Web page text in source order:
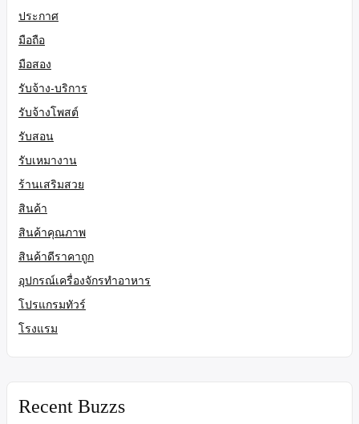
ประกาศ
มือถือ
มือสอง
รับจ้าง-บริการ
รับจ้างโพสต์
รับสอน
รับเหมางาน
ร้านเสริมสวย
สินค้า
สินค้าคุณภาพ
สินค้าดีราคาถูก
อุปกรณ์เครื่องจักรทำอาหาร
โปรแกรมทัวร์
โรงแรม
Recent Buzzs